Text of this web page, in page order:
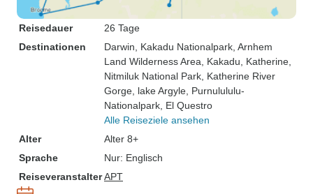
Reisedauer
26 Tage
Destinationen
Darwin , Kakadu Nationalpark , Arnhem
Land Wilderness Area , Kakadu , Katherine
Nitmiluk National Park , Katherine River
Gorge , lake Argyle , Purnulululu-
Nationalpark , El Questro
Alle Reiseziele ansehen
Alter
Alter 8+
Sprache
Nur: Englisch
ReiseveranstalterAPT